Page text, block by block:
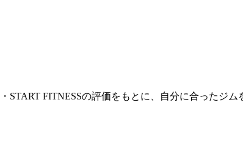
FITNESSの評価をもとに、自分に合ったジム